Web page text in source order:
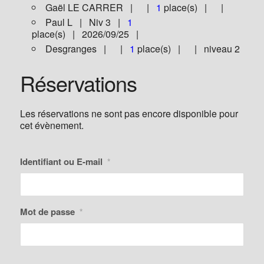
Gaël LE CARRER | | 1 place(s) | |
Paul L | Niv 3 | 1
place(s) | 2026/09/25 |
Desgranges | | 1 place(s) | | niveau 2
Réservations
Les réservations ne sont pas encore disponible pour
cet évènement.
Identifiant ou E-mail *
Mot de passe *